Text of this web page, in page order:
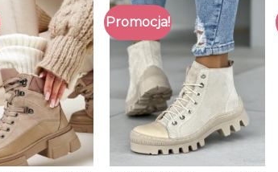
Promocja!